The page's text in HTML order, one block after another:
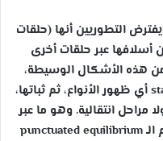
يفترض التطوريين أنها (حلقات
عبر حلقات أخرى
هذه الأشكال الوسيطة،
ولا يوجد فيه إلا ظاهرة تسمى الـ stasis أي ظهور الأنواع، ثم ثباتها،
انتقالية. وهو ما عبر
عنه ستيفن جولد ونيلز إلدريدج بمفهوم الـ punctuated equilibrium